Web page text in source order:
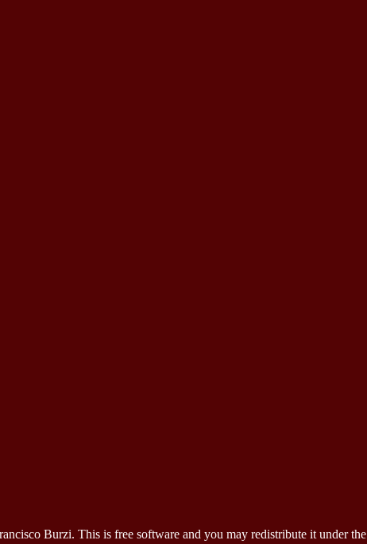
Burzi. This is free software and you may redistribute it under the